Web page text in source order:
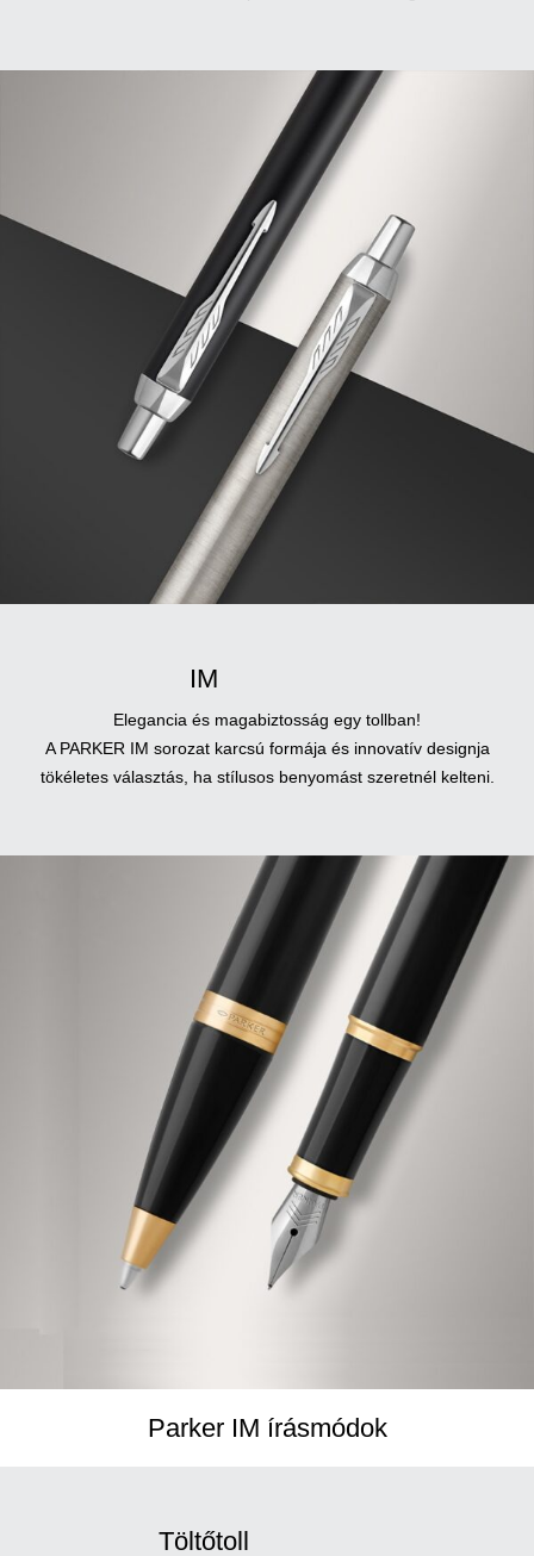
IM
Elegancia és magabiztosság egy tollban!
A PARKER IM sorozat karcsú formája és innovatív designja
tökéletes választás, ha stílusos benyomást szeretnél kelteni.
Parker IM írásmódok
Töltőtoll